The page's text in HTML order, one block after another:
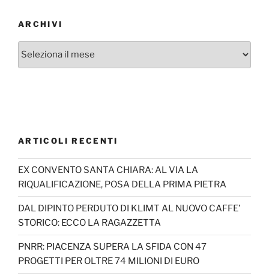
ARCHIVI
ARTICOLI RECENTI
EX CONVENTO SANTA CHIARA: AL VIA LA
RIQUALIFICAZIONE, POSA DELLA PRIMA PIETRA
DAL DIPINTO PERDUTO DI KLIMT AL NUOVO CAFFE’
STORICO: ECCO LA RAGAZZETTA
PNRR: PIACENZA SUPERA LA SFIDA CON 47
PROGETTI PER OLTRE 74 MILIONI DI EURO